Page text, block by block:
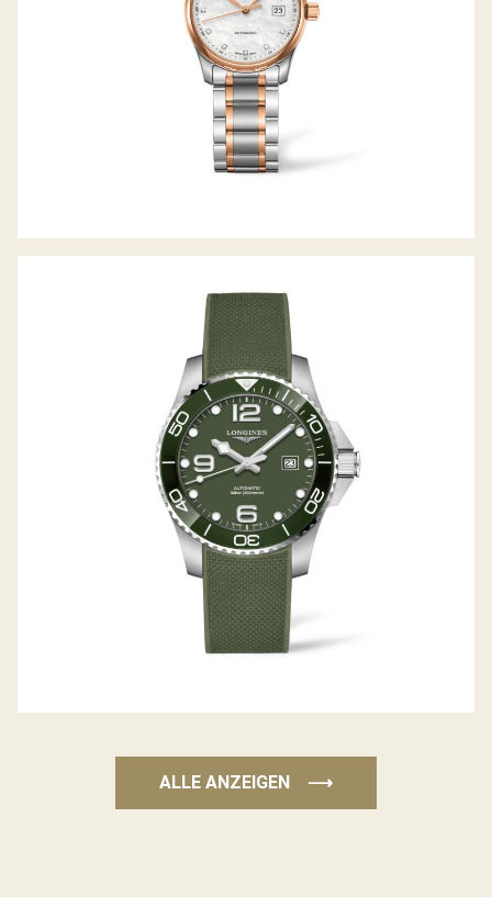
HYDROCONQUEST
ALLE ANZEIGEN ⟶